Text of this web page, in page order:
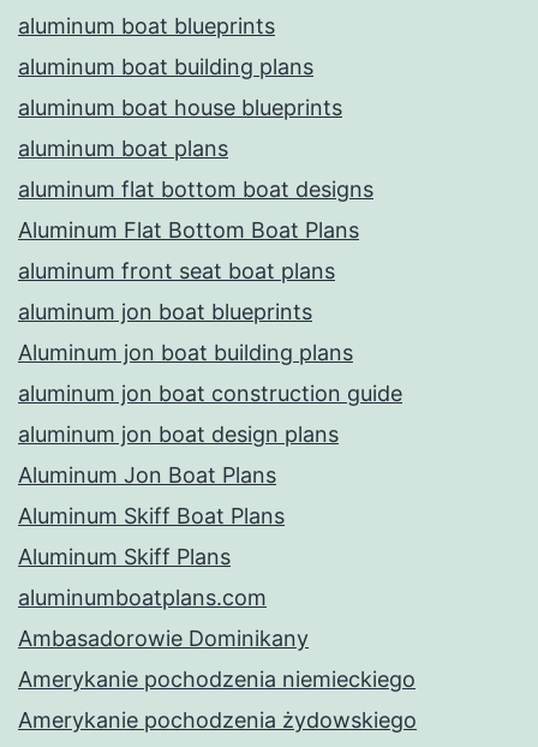
aluminum boat blueprints
aluminum boat building plans
aluminum boat house blueprints
aluminum boat plans
aluminum flat bottom boat designs
Aluminum Flat Bottom Boat Plans
aluminum front seat boat plans
aluminum jon boat blueprints
Aluminum jon boat building plans
aluminum jon boat construction guide
aluminum jon boat design plans
Aluminum Jon Boat Plans
Aluminum Skiff Boat Plans
Aluminum Skiff Plans
aluminumboatplans.com
Ambasadorowie Dominikany
Amerykanie pochodzenia niemieckiego
Amerykanie pochodzenia żydowskiego